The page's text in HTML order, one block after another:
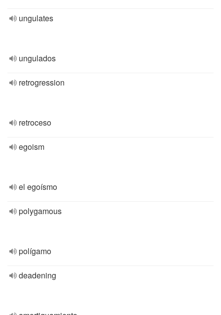
ungulates
ungulados
retrogression
retroceso
egoism
el egoísmo
polygamous
polígamo
deadening